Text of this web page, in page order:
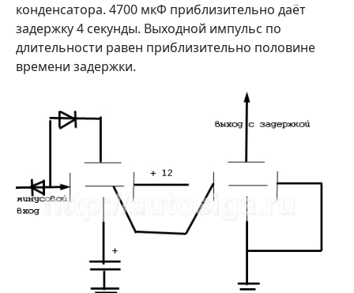
конденсатора. 4700 мкФ приблизительно даёт
задержку 4 секунды. Выходной импульс по
длительности равен приблизительно половине
времени задержки.